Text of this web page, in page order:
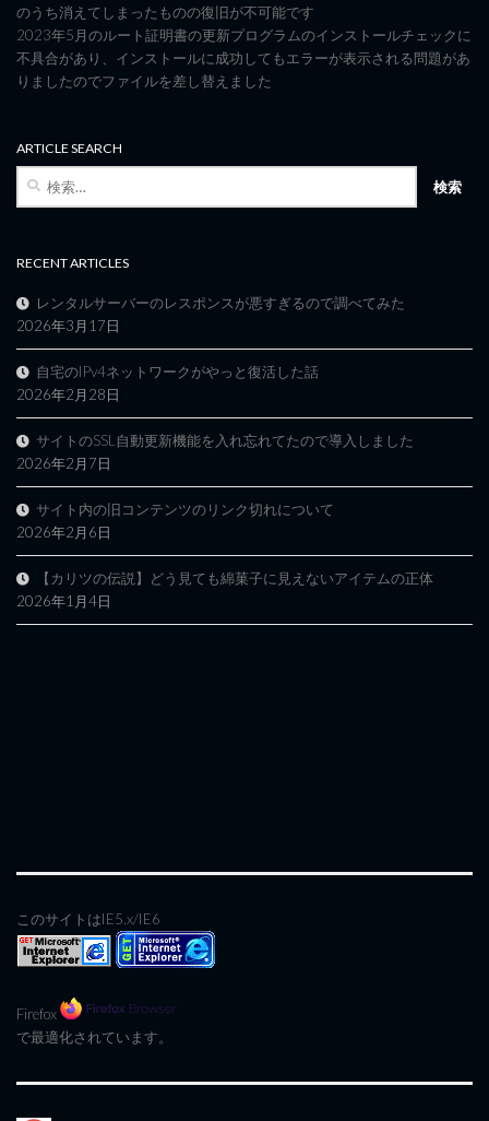
のうち消えてしまったものの復旧が不可能です
2023年5月のルート証明書の更新プログラムのインストールチェックに
不具合があり、インストールに成功してもエラーが表示される問題があ
りましたのでファイルを差し替えました
ARTICLE SEARCH
検
RECENT ARTICLES
レンタルサーバーのレスポンスが悪すぎるので調べてみた
2026年3月17日
自宅のIPv4ネットワークがやっと復活した話
2026年2月28日
サイトのSSL自動更新機能を入れ忘れてたので導入しました
2026年2月7日
サイト内の旧コンテンツのリンク切れについて
2026年2月6日
【カリツの伝説】どう見ても綿菓子に見えないアイテムの正体
2026年1月4日
このサイトはIE5.x/IE6
Firefox
で最適化されています。